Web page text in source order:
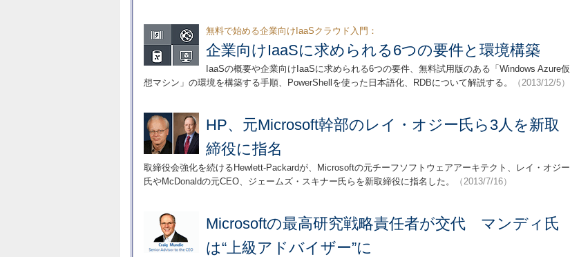
無料で始める企業向けIaaSクラウド入門：
企業向けIaaSに求められる6つの要件と環境構築
IaaSの概要や企業向けIaaSに求められる6つの要件、無料試用版のある「Windows Azure仮
想マシン」の環境を構築する手順、PowerShellを使った日本語化、RDBについて解説する。
（2013/12/5）
HP、元Microsoft幹部のレイ・オジー氏ら3人を新取
締役に指名
取締役会強化を続けるHewlett-Packardが、Microsoftの元チーフソフトウェアアーキテクト、レイ・オジー
氏やMcDonaldの元CEO、ジェームズ・スキナー氏らを新取締役に指名した。
（2013/7/16）
Microsoftの最高研究戦略責任者が交代 マンディ氏
は“上級アドバイザー”に